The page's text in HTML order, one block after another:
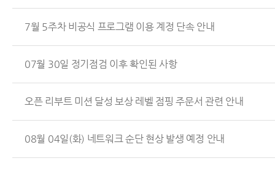
7월 5주차 비공식 프로그램 이용 계정 단속 안내
07월 30일 정기점검 이후 확인된 사항
오픈 리부트 미션 달성 보상 레벨 점핑 주문서 관련 안내
08월 04일(화) 네트워크 순단 현상 발생 예정 안내